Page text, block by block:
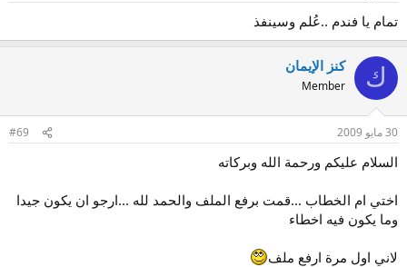
تمام يا فندم ..عُلم وسينفذ
ك كنز الإيمان
Member
30 مايو 2009 #69
السلام عليكم ورحمة الله وبركاته
اختي ام الخطاب ...قمت برفع الملف والحمد لله ...ارجو ان يكون جيدا
وما يكون فيه اخطاء
لاني اول مرة ارفع ملف